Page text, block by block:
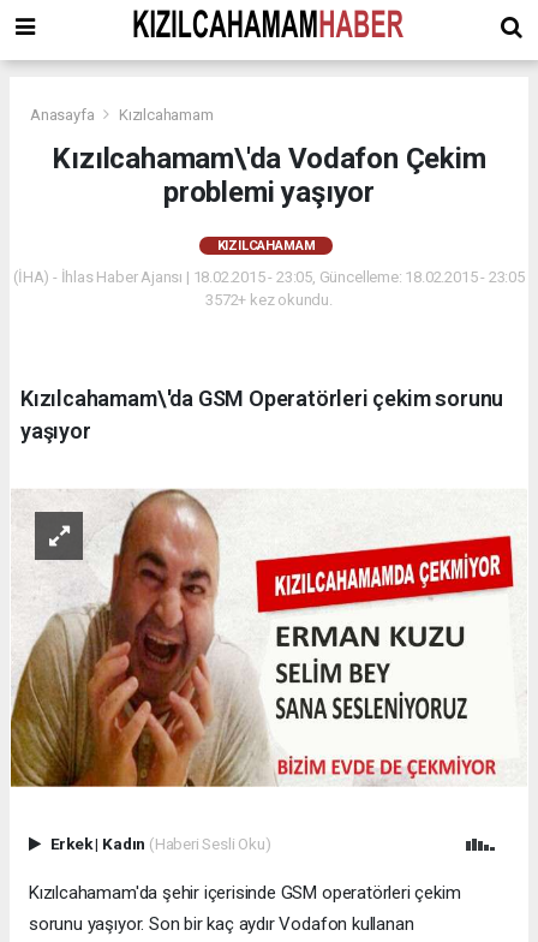
Anasayfa Kızılcahamam
Kızılcahamam\'da Vodafon Çekim
problemi yaşıyor
KIZILCAHAMAM
(İHA) - İhlas Haber Ajansı | 18.02.2015 - 23:05, Güncelleme: 18.02.2015 - 23:05
3572+ kez okundu.
Kızılcahamam\'da GSM Operatörleri çekim sorunu
yaşıyor
Erkek| Kadın (Haberi Sesli Oku)
Kızılcahamam'da şehir içerisinde GSM operatörleri çekim
sorunu yaşıyor. Son bir kaç aydır Vodafon kullanan